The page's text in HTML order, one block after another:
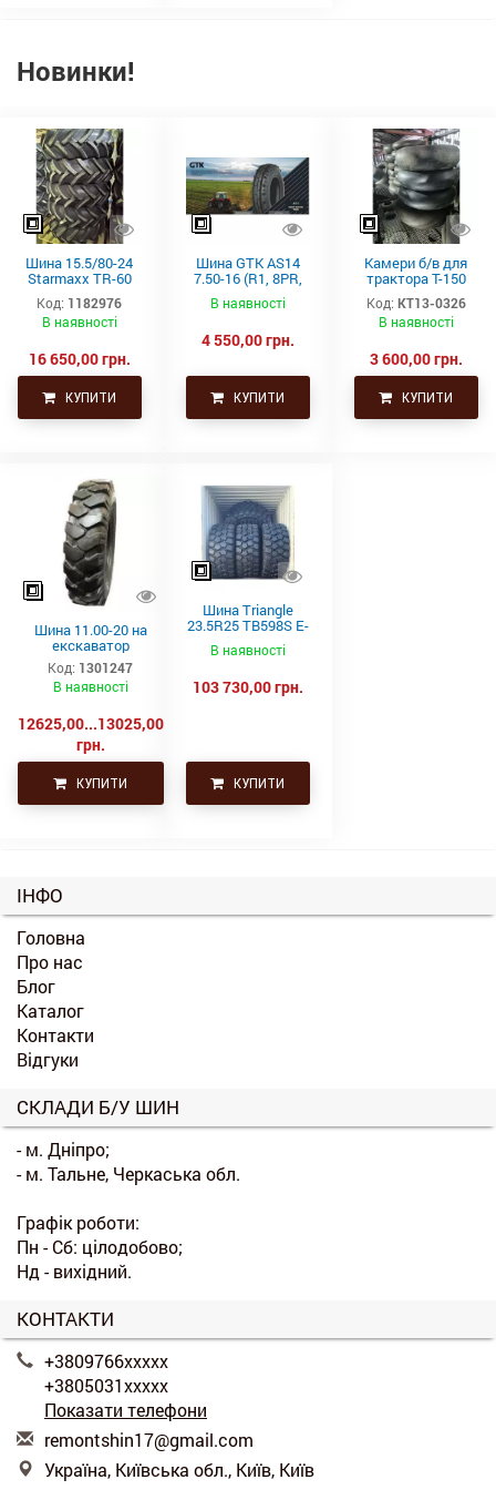
Новинки!
Шина 15.5/80-24
Starmaxx TR-60
(16PR, 163A8, TL)
Код: 1182976
В наявності
16 650,00 грн.
КУПИТИ
Шина GTK AS14
7.50-16 (R1, 8PR,
TT)
В наявності
4 550,00 грн.
КУПИТИ
Камери б/в для
трактора Т-150
21.3-24 (530-610)
СНГ товсті
Код: КТ13-0326
В наявності
3 600,00 грн.
КУПИТИ
Шина 11.00-20 на
екскаватор
Код: 1301247
В наявності
12625,00...13025,00
грн.
КУПИТИ
Шина Triangle
23.5R25 TB598S E-
4 201A2/185B
В наявності
103 730,00 грн.
КУПИТИ
ІНФО
Головна
Про нас
Блог
Каталог
Контакти
Відгуки
СКЛАДИ Б/У ШИН
- м. Дніпро;
- м. Тальне, Черкаська обл.
Графік роботи:
Пн - Сб: цілодобово;
Нд - вихідний.
КОНТАКТИ
+3809766xxxxx
+3805031xxxxx
Показати телефони
remontshin17@gmail.com
Україна, Київська обл., Київ, Київ